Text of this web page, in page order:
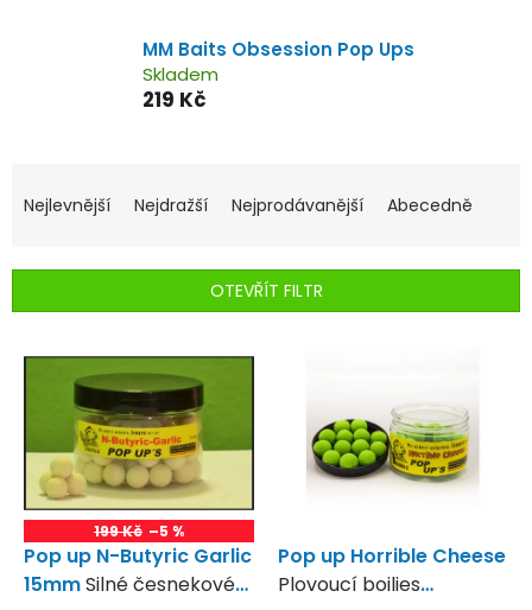
MM Baits Obsession Pop Ups
Skladem
219 Kč
a
n
í
ů
Nejlevnější Nejdražší Nejprodávanější Abecedně
OTEVŘÍT FILTR
o
d
u
199 Kč –5 %
Pop up N-Butyric Garlic
15mmSilné česnekové
Pop up Horrible Cheese
Plovoucí boilies